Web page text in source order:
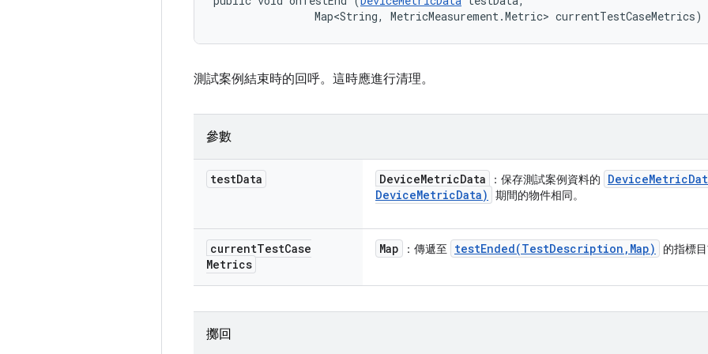
                Map<String, MetricMeasurement.Metric> currentTestCaseMetrics)
測試案例結束時的回呼。這時應進行清理。
參數
testData DeviceMetricData ：保存測試案例資料的 DeviceMetric
DeviceMetricData) 期間的物件相同。
currentTestCase
Metrics
Map ：傳遞至 testEnded(TestDescription , Map) 的指標目
擲回